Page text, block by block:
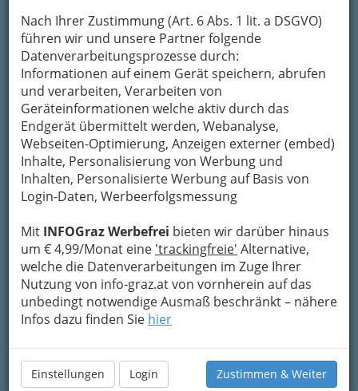
Nach Ihrer Zustimmung (Art. 6 Abs. 1 lit. a DSGVO)
führen wir und unsere Partner folgende
Datenverarbeitungsprozesse durch:
Informationen auf einem Gerät speichern, abrufen
und verarbeiten, Verarbeiten von
Geräteinformationen welche aktiv durch das
Endgerät übermittelt werden, Webanalyse,
Webseiten-Optimierung, Anzeigen externer (embed)
Inhalte, Personalisierung von Werbung und
Inhalten, Personalisierte Werbung auf Basis von
Login-Daten, Werbeerfolgsmessung
Mit INFOGraz Werbefrei bieten wir darüber hinaus
um € 4,99/Monat eine 'trackingfreie' Alternative,
welche die Datenverarbeitungen im Zuge Ihrer
Nutzung von info-graz.at von vornherein auf das
unbedingt notwendige Ausmaß beschränkt – nähere
Infos dazu finden Sie hier
Einstellungen Login Zustimmen & Weiter
Wachdienst: Jobs weitergeleitet.
Mein Name
Meine Email Adresse
Mein Betreff
Meine Nachricht